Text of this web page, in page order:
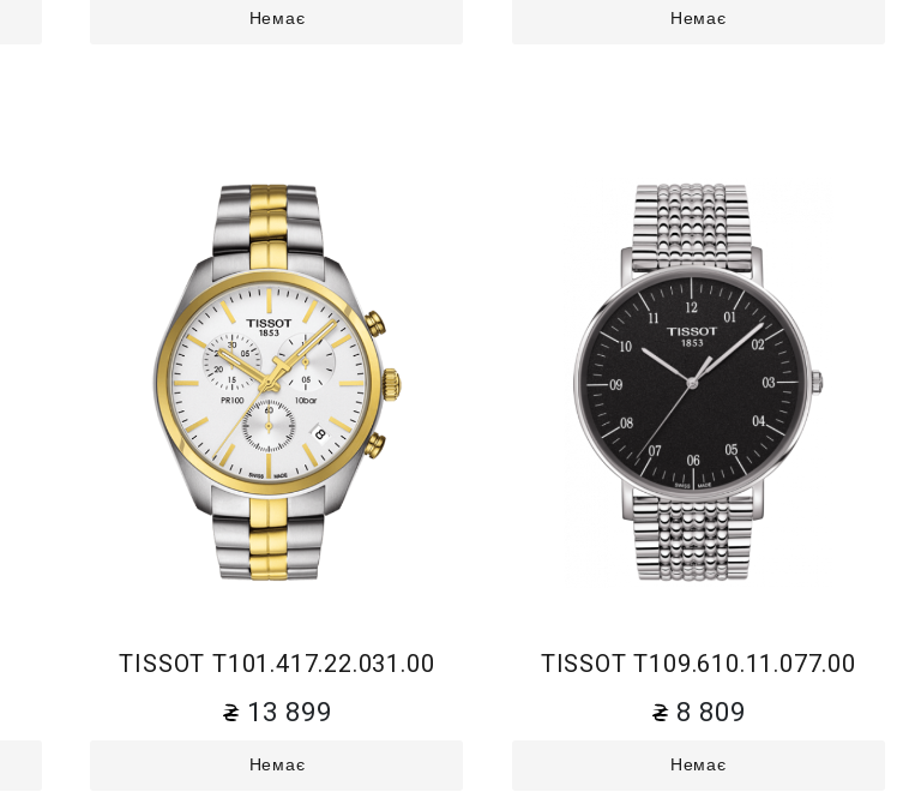
Немає Немає
TISSOT T101.417.22.031.00
13 899
Немає
TISSOT T109.610.11.077.00
8 809
Немає